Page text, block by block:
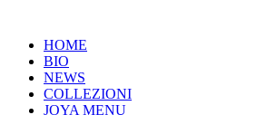
HOME
BIO
NEWS
COLLEZIONI
JOYA MENU